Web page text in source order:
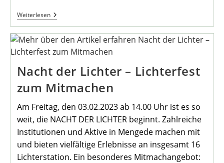
WeiterlesenDenkmal
Des
Februar
–
Am
Mengeder
Markt
Nacht der Lichter – Lichterfest
zum Mitmachen
Am Freitag, den 03.02.2023 ab 14.00 Uhr ist es so
weit, die NACHT DER LICHTER beginnt. Zahlreiche
Institutionen und Aktive in Mengede machen mit
und bieten vielfältige Erlebnisse an insgesamt 16
Lichterstation. Ein besonderes Mitmachangebot: